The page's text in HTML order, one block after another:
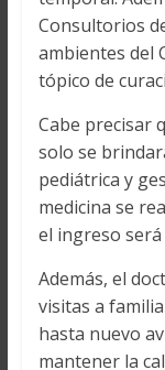
Consultorios
ambientes del
tópico de
Cabe precisar
solo se
pediátrica y
medicina se
el ingreso será
Además, el
visitas a
hasta nuevo
mantener la